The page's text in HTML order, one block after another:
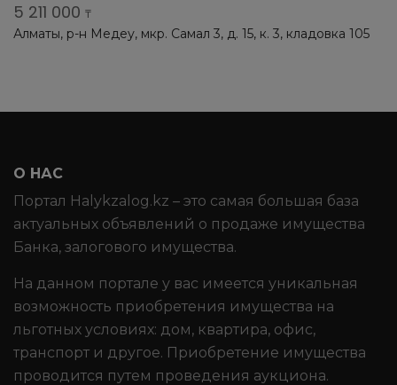
5 211 000 ₸
Алматы, р-н Медеу, мкр. Самал 3, д. 15, к. 3, кладовка 105
О НАС
Портал Halykzalog.kz – это самая большая база
актуальных объявлений о продаже имущества
Банка, залогового имущества.
На данном портале у вас имеется уникальная
возможность приобретения имущества на
льготных условиях: дом, квартира, офис,
транспорт и другое. Приобретение имущества
проводится путем проведения аукциона.